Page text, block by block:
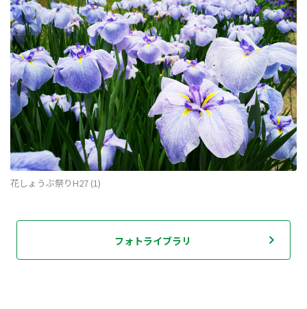
花しょうぶ祭りH27 (1)
フォトライブラリ